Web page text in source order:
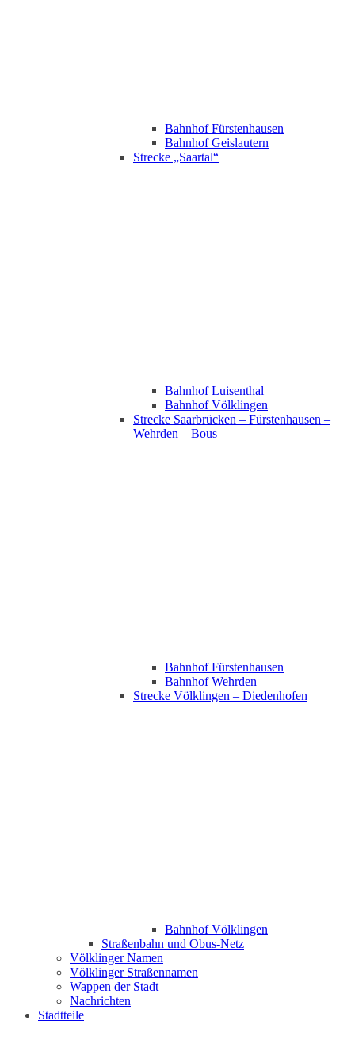
Bahnhof Fürstenhausen
Bahnhof Geislautern
Strecke „Saartal“
Bahnhof Luisenthal
Bahnhof Völklingen
Strecke Saarbrücken – Fürstenhausen –
Wehrden – Bous
Bahnhof Fürstenhausen
Bahnhof Wehrden
Strecke Völklingen – Diedenhofen
Bahnhof Völklingen
Straßenbahn und Obus-Netz
Völklinger Namen
Völklinger Straßennamen
Wappen der Stadt
Nachrichten
Stadtteile